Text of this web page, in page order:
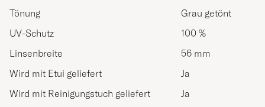
Tönung
Grau getönt
UV-Schutz
100 %
Linsenbreite
56 mm
Wird mit Etui geliefert
Ja
Wird mit Reinigungstuch geliefert
Ja